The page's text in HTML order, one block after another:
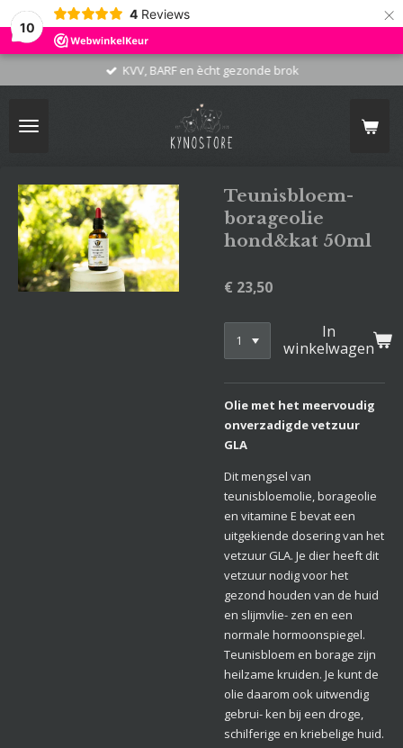
10
4 Reviews ×
KVV, BARF en ècht gezonde brok
Teunisbloem-
borageolie
hond&kat 50ml
€ 23,50
In
winkelwagen
Olie met het meervoudig
onverzadigde vetzuur
GLA
Dit mengsel van
teunisbloemolie, borageolie
en vitamine E bevat een
uitgekiende dosering van het
vetzuur GLA. Je dier heeft dit
vetzuur nodig voor het
gezond houden van de huid
en slijmvlie- zen en een
normale hormoonspiegel.
Teunisbloem en borage zijn
heilzame kruiden. Je kunt de
olie daarom ook uitwendig
gebrui- ken bij een droge,
schilferige en kriebelige huid.